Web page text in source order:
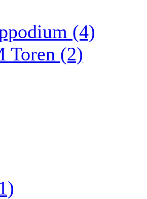
(4)
Toren (2)